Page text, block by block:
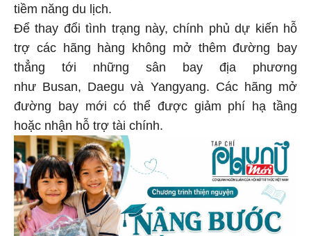
tiềm năng du lịch.
Để thay đổi tình trạng này, chính phủ dự kiến hỗ
trợ các hãng hàng không mở thêm đường bay
thẳng tới những sân bay địa phương
như Busan, Daegu và Yangyang. Các hãng mở
đường bay mới có thể được giảm phí hạ tầng
hoặc nhận hỗ trợ tài chính.